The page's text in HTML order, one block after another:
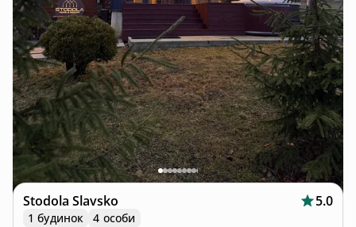
Stodola Slavsko 5.0
1 будинок
4 особи